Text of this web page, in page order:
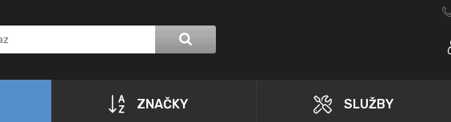
ZNAČKY SLUŽBY